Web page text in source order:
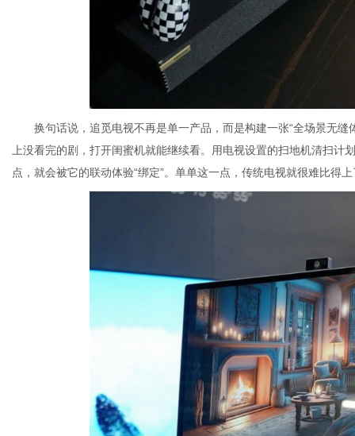
换句话说，追觅电视不再是单一产品，而是构建一张“全场景无
上没看完的剧，打开闺蜜机就能继续看。用电视设置的扫地机清扫
点，就会被它的联动体验“绑定”。单单这一点，传统电视就很难比得